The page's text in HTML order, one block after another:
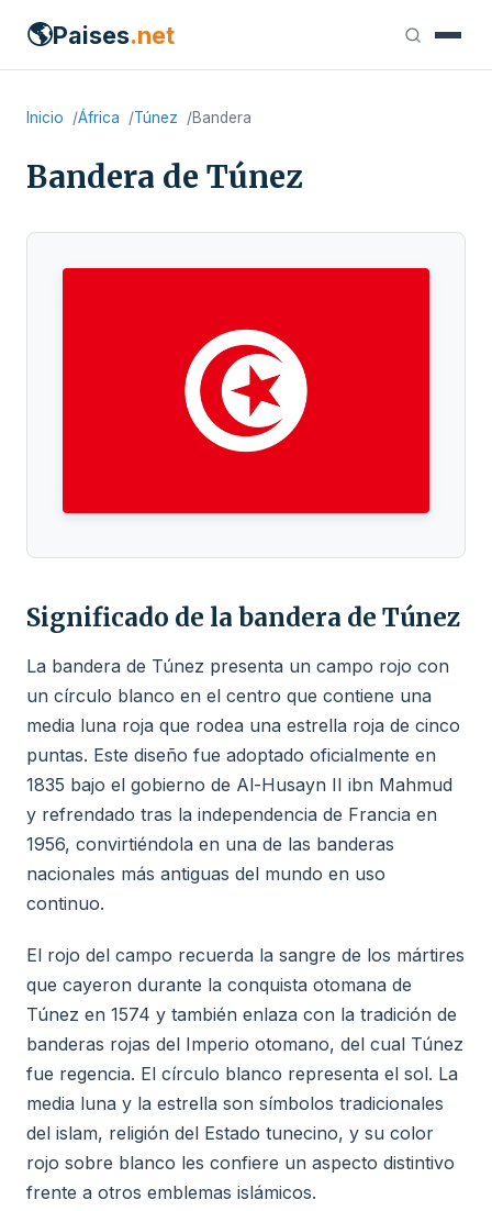
🌎Paises.net
Inicio África Túnez Bandera
Bandera de Túnez
Significado de la bandera de Túnez
La bandera de Túnez presenta un campo rojo con
un círculo blanco en el centro que contiene una
media luna roja que rodea una estrella roja de cinco
puntas. Este diseño fue adoptado oficialmente en
1835 bajo el gobierno de Al-Husayn II ibn Mahmud
y refrendado tras la independencia de Francia en
1956, convirtiéndola en una de las banderas
nacionales más antiguas del mundo en uso
continuo.
El rojo del campo recuerda la sangre de los mártires
que cayeron durante la conquista otomana de
Túnez en 1574 y también enlaza con la tradición de
banderas rojas del Imperio otomano, del cual Túnez
fue regencia. El círculo blanco representa el sol. La
media luna y la estrella son símbolos tradicionales
del islam, religión del Estado tunecino, y su color
rojo sobre blanco les confiere un aspecto distintivo
frente a otros emblemas islámicos.